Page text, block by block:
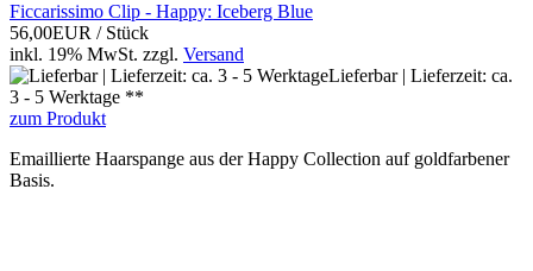
Ficcarissimo Clip - Happy: Iceberg Blue
56,00EUR / Stück
inkl. 19% MwSt. zzgl. Versand
Lieferbar | Lieferzeit: ca.
3 - 5 Werktage **
zum Produkt
Emaillierte Haarspange aus der Happy Collection auf goldfarbener
Basis.